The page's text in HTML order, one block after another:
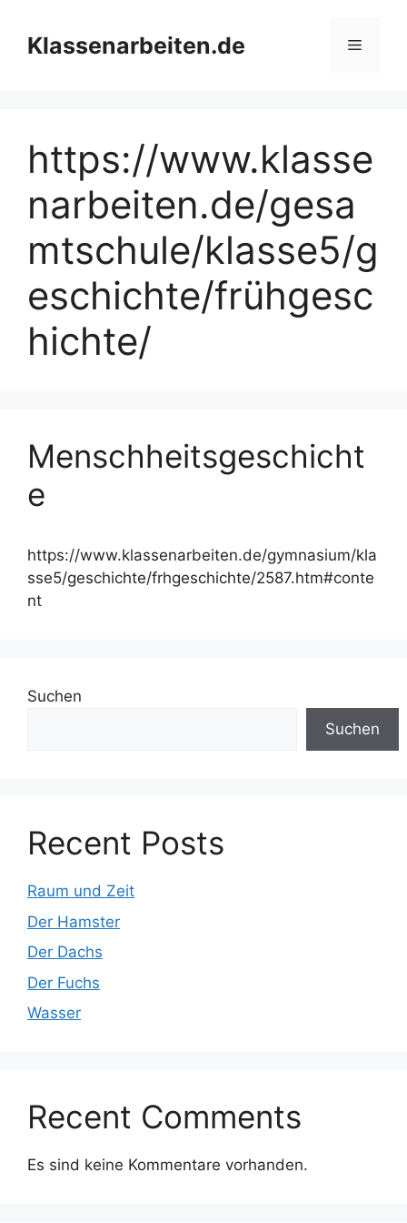
Inhalt
springenKlassenarbeiten.de Menü
https://www.klasse
narbeiten.de/gesa
mtschule/klasse5/g
eschichte/frühgesc
hichte/
Menschheitsgeschicht
e
https://www.klassenarbeiten.de/gymnasium/kla
sse5/geschichte/frhgeschichte/2587.htm#conte
nt
Suchen
Suchen
Recent Posts
Raum und Zeit
Der Hamster
Der Dachs
Der Fuchs
Wasser
Recent Comments
Es sind keine Kommentare vorhanden.